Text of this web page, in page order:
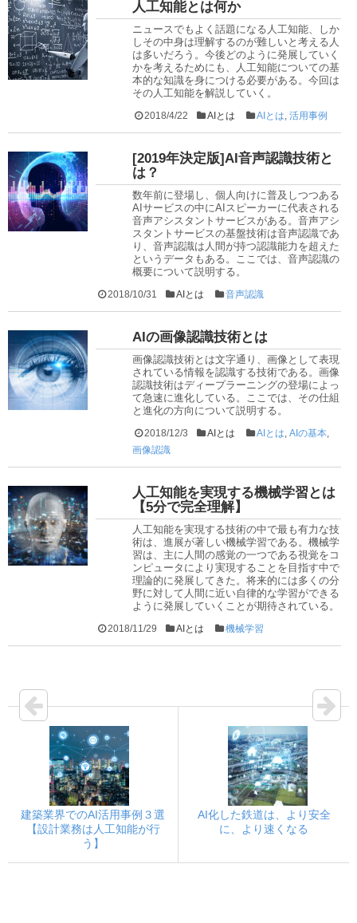
人工知能とは何か
ニュースでもよく話題になる人工知能、しか
しその中身は理解するのが難しいと考える人
は多いだろう。今後どのように発展していく
かを考えるためにも、人工知能についての基
本的な知識を身につける必要がある。今回は
その人工知能を解説していく。
2018/4/22 AIとは AIとは,活用事例
[2019年決定版]AI音声認識技術と
は？
数年前に登場し、個人向けに普及しつつある
AIサービスの中にAIスピーカーに代表される
音声アシスタントサービスがある。音声アシ
スタントサービスの基盤技術は音声認識であ
り、音声認識は人間が持つ認識能力を超えた
というデータもある。ここでは、音声認識の
概要について説明する。
2018/10/31 AIとは 音声認識
AIの画像認識技術とは
画像認識技術とは文字通り、画像として表現
されている情報を認識する技術である。画像
認識技術はディープラーニングの登場によっ
て急速に進化している。ここでは、その仕組
と進化の方向について説明する。
2018/12/3 AIとは AIとは,AIの基本,
画像認識
人工知能を実現する機械学習とは
【5分で完全理解】
人工知能を実現する技術の中で最も有力な技
術は、進展が著しい機械学習である。機械学
習は、主に人間の感覚の一つである視覚をコ
ンピュータにより実現することを目指す中で
理論的に発展してきた。将来的には多くの分
野に対して人間に近い自律的な学習ができる
ように発展していくことが期待されている。
2018/11/29 AIとは 機械学習
建築業界でのAI活用事例３選
【設計業務は人工知能が行
う】
AI化した鉄道は、より安全
に、より速くなる